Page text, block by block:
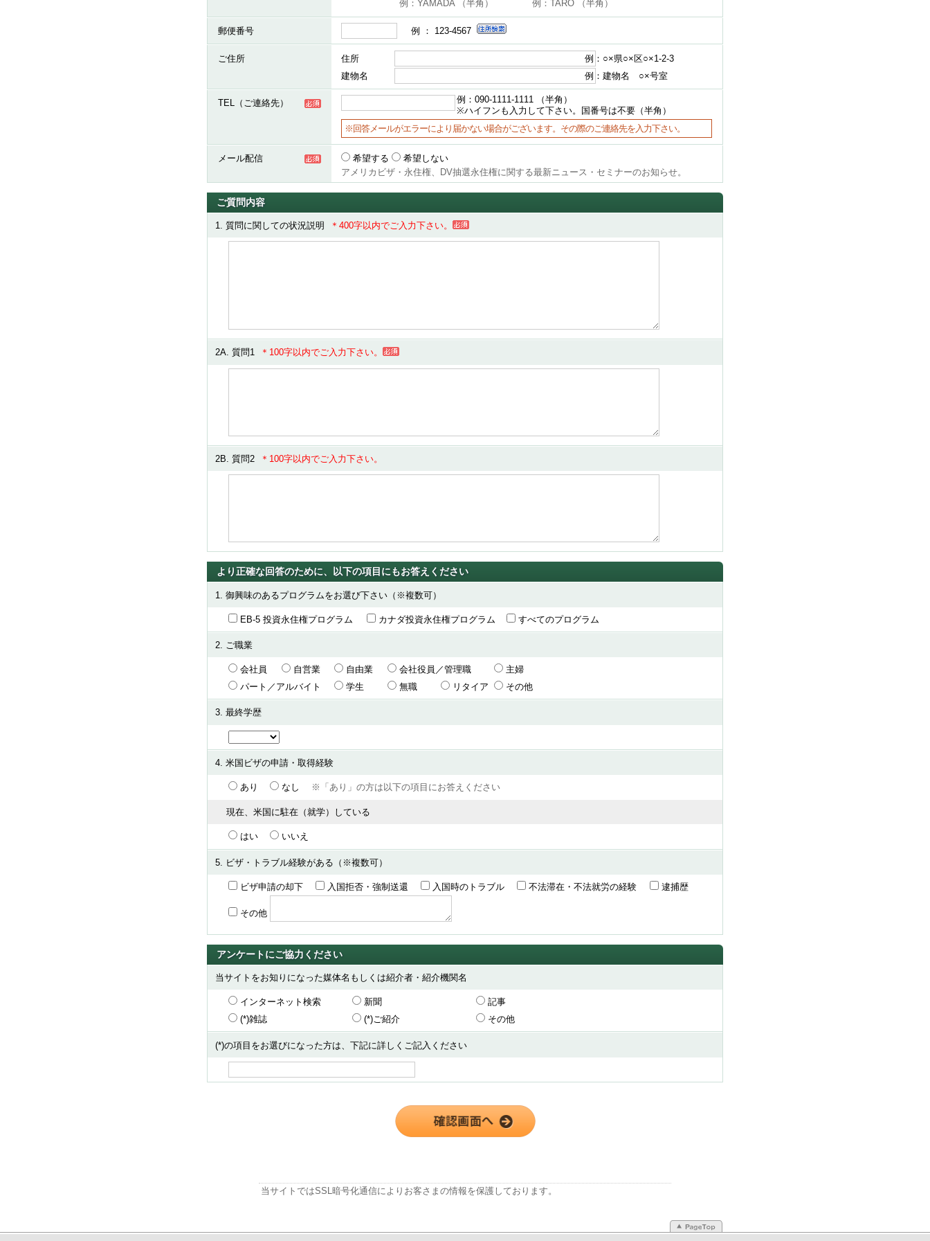
例：YAMADA （半角）
例：TARO （半角）
郵便番号 例 ： 123-4567
ご住所 住所
例：○×県○×区○×1-2-3
建物名
例：建物名 ○×号室
TEL（ご連絡先）
例：090-1111-1111 （半角）
※ハイフンも入力して下さい。国番号は不要（半角）
※回答メールがエラーにより届かない場合がございます。その際のご連絡先を入力下さい。
メール配信 希望する
希望しない
アメリカビザ・永住権、DV抽選永住権に関する最新ニュース・セミナーのお知らせ。
ご質問内容
1. 質問に関しての状況説明 ＊400字以内でご入力下さい。
2A. 質問1 ＊100字以内でご入力下さい。
2B. 質問2 ＊100字以内でご入力下さい。
より正確な回答のために、以下の項目にもお答えください
1. 御興味のあるプログラムをお選び下さい（※複数可）
EB-5 投資永住権プログラム カナダ投資永住権プログラム すべてのプログラム
2. ご職業
会社員 自営業 自由業 会社役員／管理職
主婦
パート／アルバイト
学生 無職 リタイア その他
3. 最終学歴
4. 米国ビザの申請・取得経験
あり なし ※「あり」の方は以下の項目にお答えください
現在、米国に駐在（就学）している
はい いいえ
5. ビザ・トラブル経験がある（※複数可）
ビザ申請の却下 入国拒否・強制送還 入国時のトラブル 不法滞在・不法就労の経験 逮捕歴
その他
アンケートにご協力ください
当サイトをお知りになった媒体名もしくは紹介者・紹介機関名
インターネット検索 新聞
記事
(*)雑誌
(*)ご紹介 その他
(*)の項目をお選びになった方は、下記に詳しくご記入ください
当サイトではSSL暗号化通信によりお客さまの情報を保護しております。